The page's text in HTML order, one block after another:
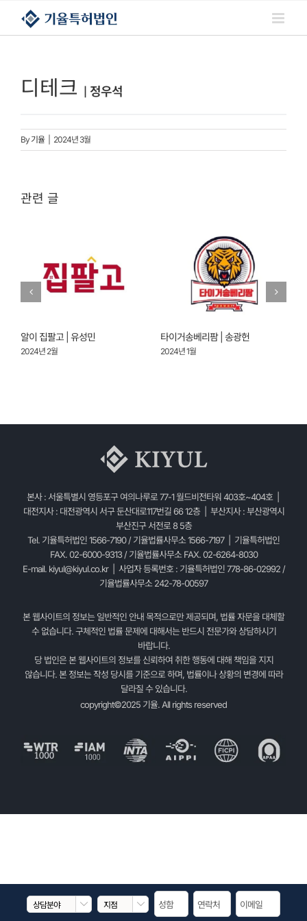
콘텐츠로
건너뛰기
디테크 정우석
By기율 2024년 3월
관련 글
알이 집팔고 | 유성민
2024년 2월
타이거송베리팜 | 송광헌
2024년 1월
본사 : 서울특별시 영등포구 여의나루로 77-1 월드비전타워 403호~404호 |
대전지사 : 대전광역시 서구 둔산대로117번길 66 12층 | 부산지사 : 부산광역시
부산진구 서전로 8 5층
Tel. 기율특허법인 1566-7190 / 기율법률사무소 1566-7197 | 기율특허법인
FAX. 02-6000-9313 / 기율법률사무소 FAX. 02-6264-8030
E-mail. kiyul@kiyul.co.kr| 사업자 등록번호 : 기율특허법인 778-86-02992 /
기율법률사무소 242-78-00597
본 웹사이트의 정보는 일반적인 안내 목적으로만 제공되며, 법률 자문을 대체할
수 없습니다. 구체적인 법률 문제에 대해서는 반드시 전문가와 상담하시기
바랍니다.
당 법인은 본 웹사이트의 정보를 신뢰하여 취한 행동에 대해 책임을 지지
않습니다. 본 정보는 작성 당시를 기준으로 하며, 법률이나 상황의 변경에 따라
달라질 수 있습니다.
copyright©2025 기율. All rights reserved
 